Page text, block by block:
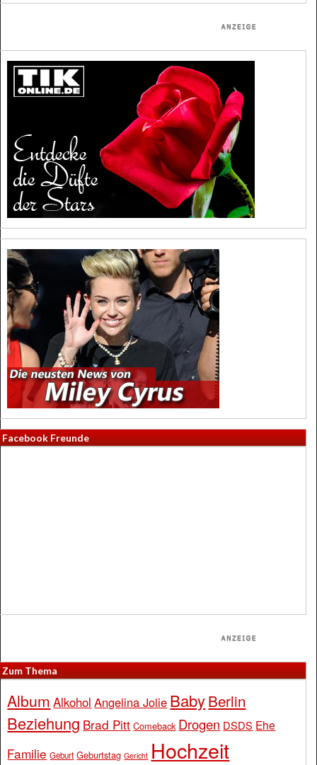
Facebook Freunde
Zum Thema
Album Alkohol Angelina Jolie BabyBerlin
Beziehung Brad Pitt Comeback Drogen DSDS Ehe
Familie Geburt Geburtstag Gericht Hochzeit